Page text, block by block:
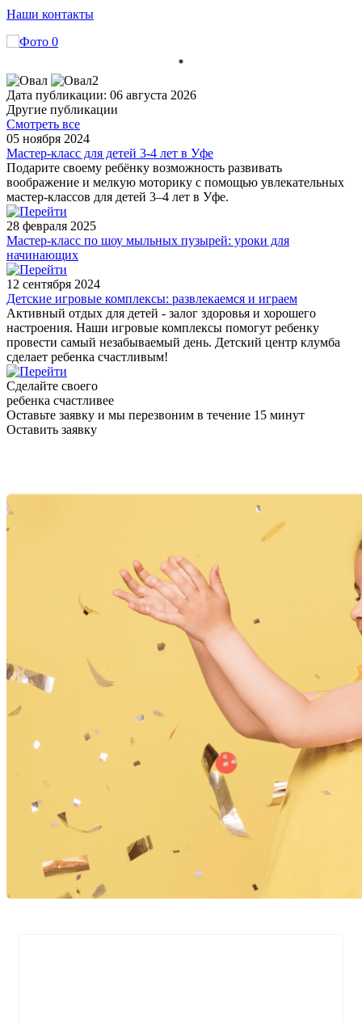
Наши контакты
Дата публикации: 06 августа 2026
Другие публикации
Смотреть все
05 ноября 2024
Мастер-класс для детей 3-4 лет в Уфе
Подарите своему ребёнку возможность развивать
воображение и мелкую моторику с помощью увлекательных
мастер-классов для детей 3–4 лет в Уфе.
28 февраля 2025
Мастер-класс по шоу мыльных пузырей: уроки для
начинающих
12 сентября 2024
Детские игровые комплексы: развлекаемся и играем
Активный отдых для детей - залог здоровья и хорошего
настроения. Наши игровые комплексы помогут ребенку
провести самый незабываемый день. Детский центр клумба
сделает ребенка счастливым!
Сделайте своего
ребенка счастливее
Оставьте заявку и мы перезвоним в течение 15 минут
Оставить заявку